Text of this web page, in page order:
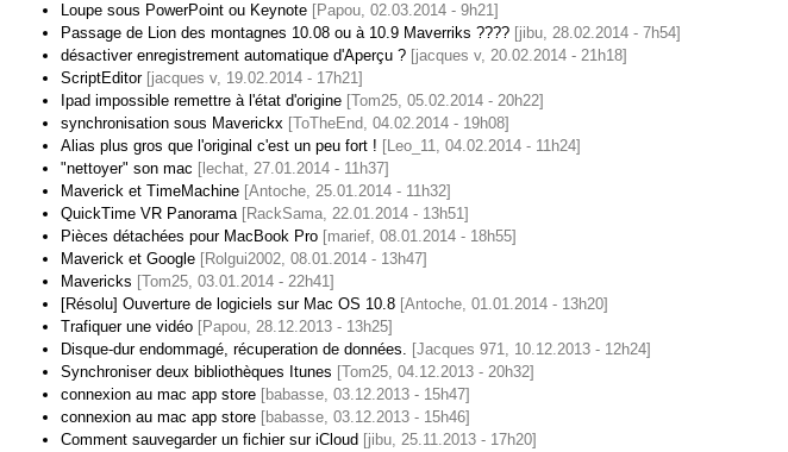
Loupe sous PowerPoint ou Keynote [Papou, 02.03.2014 - 9h21]
Passage de Lion des montagnes 10.08 ou à 10.9 Maverriks ???? [jibu, 28.02.2014 - 7h54]
désactiver enregistrement automatique d'Aperçu ? [jacques v, 20.02.2014 - 21h18]
ScriptEditor [jacques v, 19.02.2014 - 17h21]
Ipad impossible remettre à l'état d'origine [Tom25, 05.02.2014 - 20h22]
synchronisation sous Maverickx [ToTheEnd, 04.02.2014 - 19h08]
Alias plus gros que l'original c'est un peu fort ! [Leo_11, 04.02.2014 - 11h24]
"nettoyer" son mac [lechat, 27.01.2014 - 11h37]
Maverick et TimeMachine [Antoche, 25.01.2014 - 11h32]
QuickTime VR Panorama [RackSama, 22.01.2014 - 13h51]
Pièces détachées pour MacBook Pro [marief, 08.01.2014 - 18h55]
Maverick et Google [Rolgui2002, 08.01.2014 - 13h47]
Mavericks [Tom25, 03.01.2014 - 22h41]
[Résolu] Ouverture de logiciels sur Mac OS 10.8 [Antoche, 01.01.2014 - 13h20]
Trafiquer une vidéo [Papou, 28.12.2013 - 13h25]
Disque-dur endommagé, récuperation de données. [Jacques 971, 10.12.2013 - 12h24]
Synchroniser deux bibliothèques Itunes [Tom25, 04.12.2013 - 20h32]
connexion au mac app store [babasse, 03.12.2013 - 15h47]
connexion au mac app store [babasse, 03.12.2013 - 15h46]
Comment sauvegarder un fichier sur iCloud [jibu, 25.11.2013 - 17h20]